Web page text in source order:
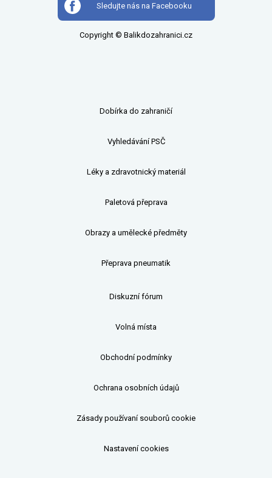
Sledujte nás na Facebooku
Copyright © Balikdozahranici.cz
Dobírka do zahraničí
Vyhledávání PSČ
Léky a zdravotnický materiál
Paletová přeprava
Obrazy a umělecké předměty
Přeprava pneumatik
Diskuzní fórum
Volná místa
Obchodní podmínky
Ochrana osobních údajů
Zásady používaní souborů cookie
Nastavení cookies